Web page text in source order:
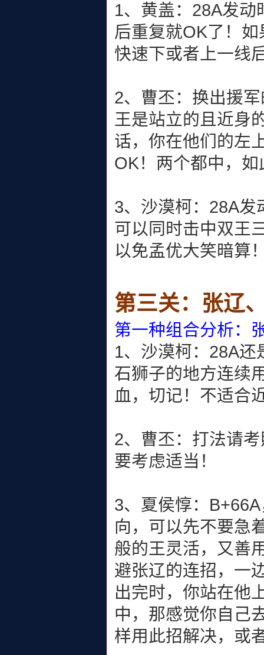
1、黄盖：28A发
后重复就OK了！
快速下或者上一线
2、曹丕：换出援
王是站立的且近身
话，你在他们的左
OK！两个都中，
3、沙漠柯：28A发
可以同时击中双王
以免孟优大笑暗算
第三关：张辽
第一种组合分析：
1、沙漠柯：28A
石狮子的地方连续
血，切记！不适合
2、曹丕：打法请
要考虑适当！
3、夏侯惇：
向，可以先不要急
般的王灵活，又善
避张辽的连招，一
出完时，你站在他
中，那感觉你自己
样用此招解决，或